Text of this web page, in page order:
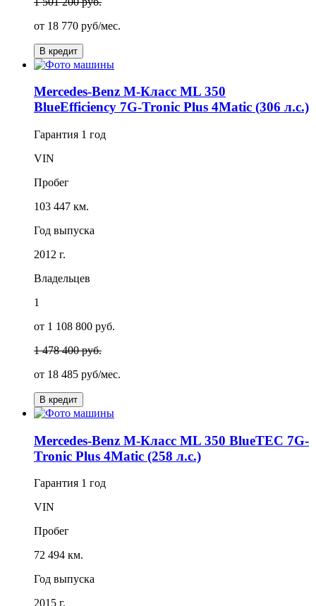
от 18 770 руб/мес.
В кредит
Mercedes-Benz M-Класс ML 350
BlueEfficiency 7G-Tronic Plus 4Matic (306 л.с.)
Гарантия 1 год
VIN
Пробег
103 447 км.
Год выпуска
2012 г.
Владельцев
1
от 1 108 800 руб.
1 478 400 руб.
от 18 485 руб/мес.
В кредит
Mercedes-Benz M-Класс ML 350 BlueTEC 7G-
Tronic Plus 4Matic (258 л.с.)
Гарантия 1 год
VIN
Пробег
72 494 км.
Год выпуска
2015 г.